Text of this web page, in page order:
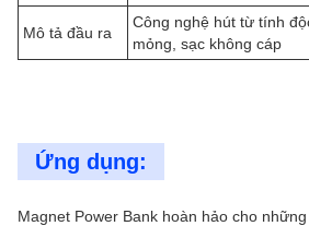
Mô tả đầu ra
Công nghệ hút từ tính
mỏng, sạc không cáp
Ứng dụng:
Magnet Power Bank hoàn hảo cho